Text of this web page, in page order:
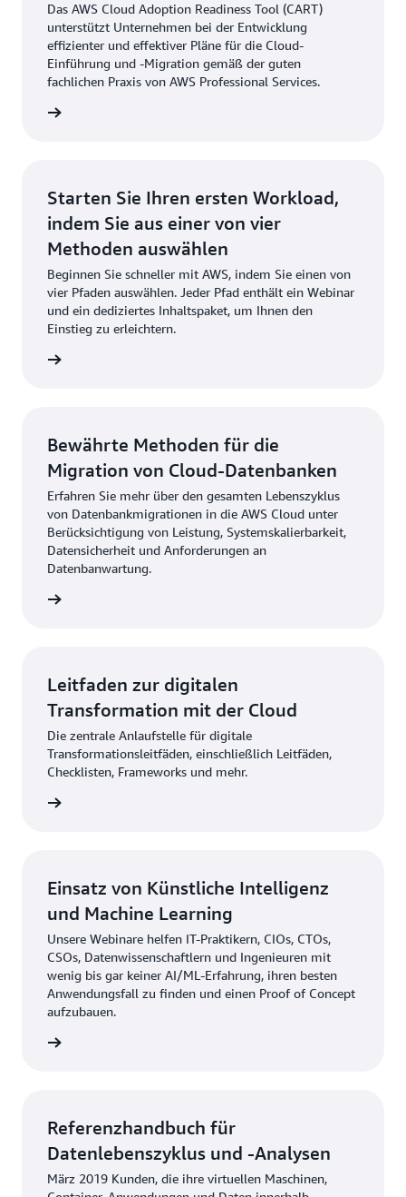
Das AWS Cloud Adoption Readiness Tool (CART)
unterstützt Unternehmen bei der Entwicklung
effizienter und effektiver Pläne für die Cloud-
Einführung und -Migration gemäß der guten
fachlichen Praxis von AWS Professional Services.
Starten Sie Ihren ersten Workload,
indem Sie aus einer von vier
Methoden auswählen
Beginnen Sie schneller mit AWS, indem Sie einen von
vier Pfaden auswählen. Jeder Pfad enthält ein Webinar
und ein dediziertes Inhaltspaket, um Ihnen den
Einstieg zu erleichtern.
Bewährte Methoden für die
Migration von Cloud-Datenbanken
Erfahren Sie mehr über den gesamten Lebenszyklus
von Datenbankmigrationen in die AWS Cloud unter
Berücksichtigung von Leistung, Systemskalierbarkeit,
Datensicherheit und Anforderungen an
Datenbanwartung.
Leitfaden zur digitalen
Transformation mit der Cloud
Die zentrale Anlaufstelle für digitale
Transformationsleitfäden, einschließlich Leitfäden,
Checklisten, Frameworks und mehr.
Einsatz von Künstliche Intelligenz
und Machine Learning
Unsere Webinare helfen IT-Praktikern, CIOs, CTOs,
CSOs, Datenwissenschaftlern und Ingenieuren mit
wenig bis gar keiner AI/ML-Erfahrung, ihren besten
Anwendungsfall zu finden und einen Proof of Concept
aufzubauen.
Referenzhandbuch für
Datenlebenszyklus und -Analysen
März 2019 Kunden, die ihre virtuellen Maschinen,